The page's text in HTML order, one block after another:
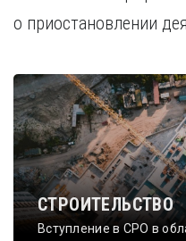
о приостановлении
СТРОИТЕЛЬСТВО
Вступление в СРО в